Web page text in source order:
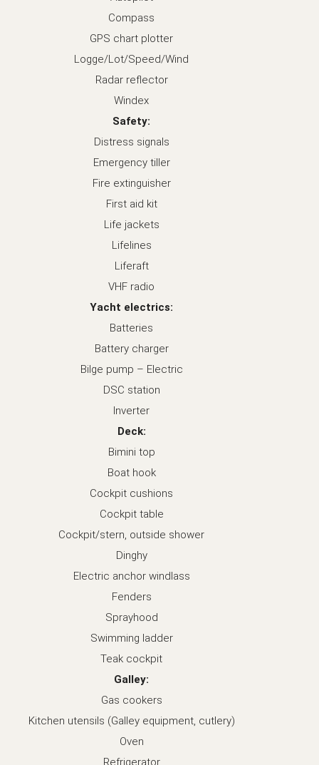
Compass
GPS chart plotter
Logge/Lot/Speed/Wind
Radar reflector
Windex
Safety:
Distress signals
Emergency tiller
Fire extinguisher
First aid kit
Life jackets
Lifelines
Liferaft
VHF radio
Yacht electrics:
Batteries
Battery charger
Bilge pump – Electric
DSC station
Inverter
Deck:
Bimini top
Boat hook
Cockpit cushions
Cockpit table
Cockpit/stern, outside shower
Dinghy
Electric anchor windlass
Fenders
Sprayhood
Swimming ladder
Teak cockpit
Galley:
Gas cookers
Kitchen utensils (Galley equipment, cutlery)
Oven